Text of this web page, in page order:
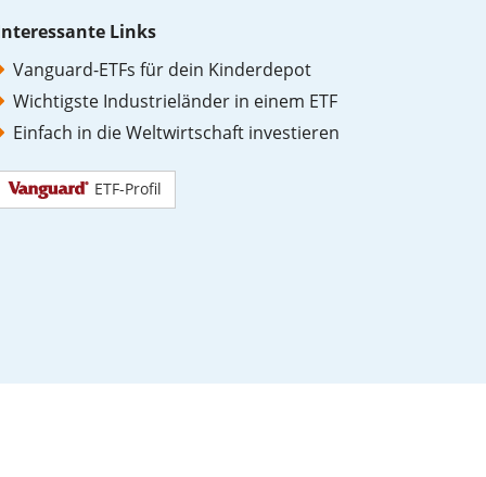
Links
Vanguard-ETFs für dein Kinderdepot
Wichtigste Industrieländer in einem ETF
Einfach in die Weltwirtschaft investieren
ETF-Profil